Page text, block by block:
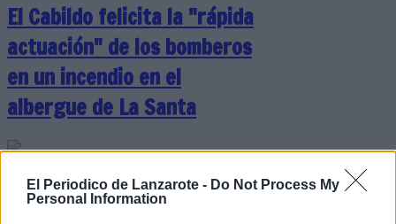
El Periodico de Lanzarote - Do Not Process My
Personal Information
El Cabildo felicita la "rápida
actuación" de los bomberos
en un incendio en el
albergue de La Santa
El fuego afectó únicamente a
unos 40 colchones apilados